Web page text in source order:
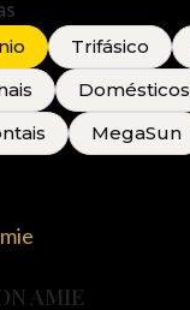
Trifásico
Domésticos
MegaSun
AMIE